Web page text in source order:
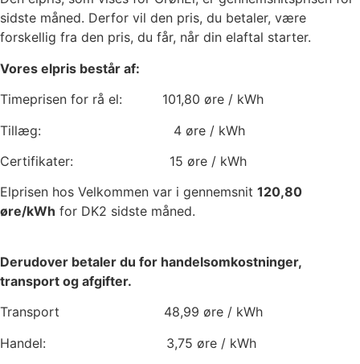
sidste måned. Derfor vil den pris, du betaler, være
forskellig fra den pris, du får, når din elaftal starter.
Vores elpris består af:
Timeprisen for rå el: 101,80 øre / kWh
Tillæg: 4 øre / kWh
Certifikater: 15 øre / kWh
Elprisen hos Velkommen var i gennemsnit 120,80
øre/kWh for DK2 sidste måned.
Derudover betaler du for handelsomkostninger,
transport og afgifter.
Transport 48,99 øre / kWh
Handel: 3,75 øre / kWh